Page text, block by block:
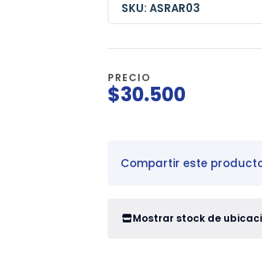
SKU: ASRAR03
PRECIO
$30.500
Compartir este
Mostrar stock de